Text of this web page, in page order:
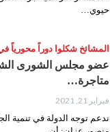
حيوي…
المشائخ شكلوا دوراً محورياً
عضو مجلس الشورى الشيخ
متاجرة…
فبراير 21, 2021
ندعم توجه الدولة في تنمية